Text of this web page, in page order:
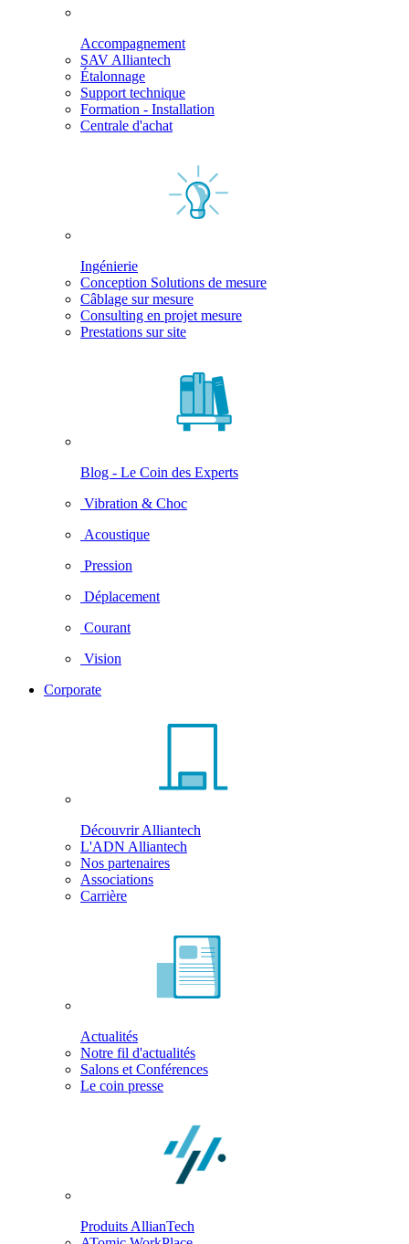
Accompagnement
SAV Alliantech
Étalonnage
Support technique
Formation - Installation
Centrale d'achat
Ingénierie
Conception Solutions de mesure
Câblage sur mesure
Consulting en projet mesure
Prestations sur site
Blog - Le Coin des Experts
Vibration & Choc
Acoustique
Pression
Déplacement
Courant
Vision
Corporate
Découvrir Alliantech
L'ADN Alliantech
Nos partenaires
Associations
Carrière
Actualités
Notre fil d'actualités
Salons et Conférences
Le coin presse
Produits AllianTech